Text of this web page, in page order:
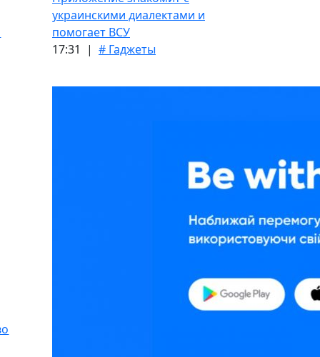
украинскими диалектами и
помогает ВСУ
17:31 | # Гаджеты